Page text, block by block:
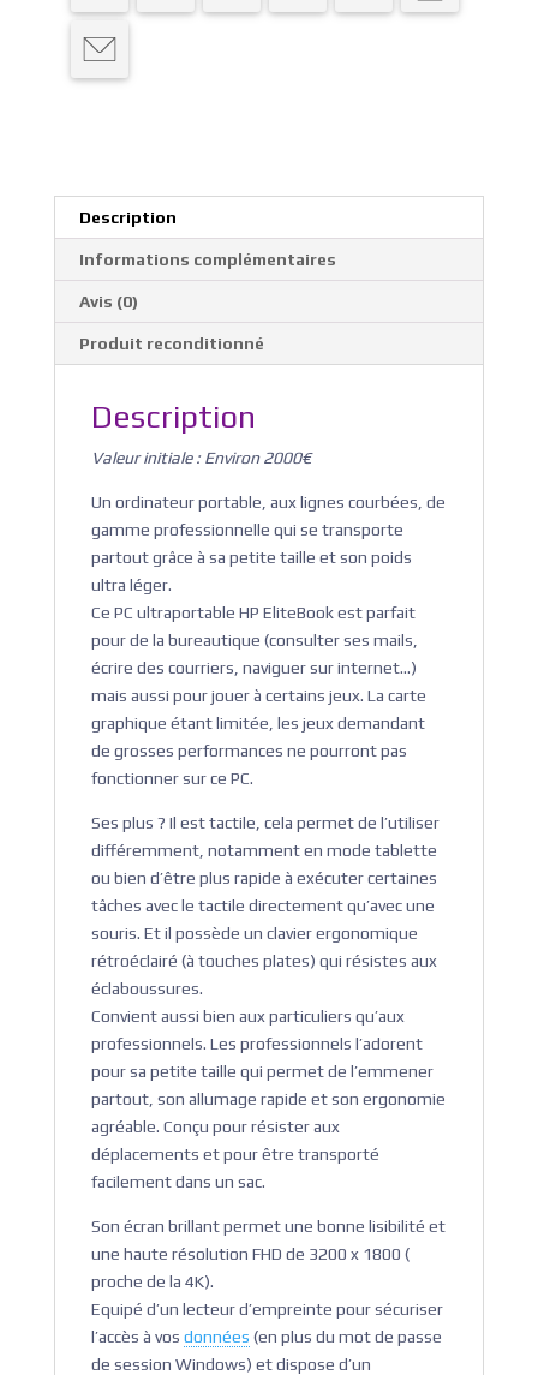
Description
Informations complémentaires
Avis (0)
Produit reconditionné
Description
Valeur initiale : Environ 2000€
Un ordinateur portable, aux lignes courbées, de
gamme professionnelle qui se transporte
partout grâce à sa petite taille et son poids
ultra léger.
Ce PC ultraportable HP EliteBook est parfait
pour de la bureautique (consulter ses mails,
écrire des courriers, naviguer sur internet…)
mais aussi pour jouer à certains jeux. La carte
graphique étant limitée, les jeux demandant
de grosses performances ne pourront pas
fonctionner sur ce PC.
Ses plus ? Il est tactile, cela permet de l’utiliser
différemment, notamment en mode tablette
ou bien d’être plus rapide à exécuter certaines
tâches avec le tactile directement qu’avec une
souris. Et il possède un clavier ergonomique
rétroéclairé (à touches plates) qui résistes aux
éclaboussures.
Convient aussi bien aux particuliers qu’aux
professionnels. Les professionnels l’adorent
pour sa petite taille qui permet de l’emmener
partout, son allumage rapide et son ergonomie
agréable. Conçu pour résister aux
déplacements et pour être transporté
facilement dans un sac.
Son écran brillant permet une bonne lisibilité et
une haute résolution FHD de 3200 x 1800 (
proche de la 4K).
Equipé d’un lecteur d’empreinte pour sécuriser
l’accès à vos données (en plus du mot de passe
de session Windows) et dispose d’un